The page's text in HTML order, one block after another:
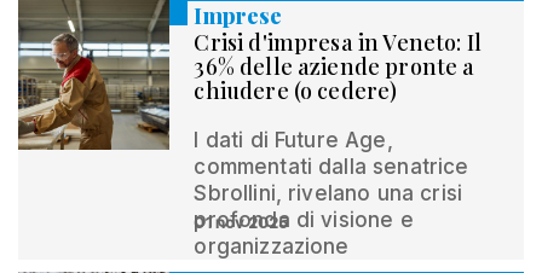
Imprese
Crisi d'impresa in Veneto: Il
36% delle aziende pronte a
chiudere (o cedere)
I dati di Future Age,
commentati dalla senatrice
Sbrollini, rivelano una crisi
profonda di visione e
organizzazione
01 nov 2025